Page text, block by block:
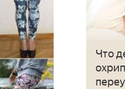
Что